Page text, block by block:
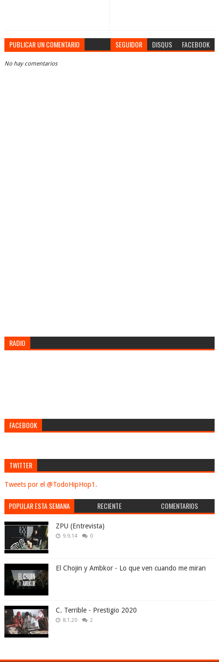
PUBLICAR UN COMENTARIO SEGUIDOR DISQUS FACEBOOK
No hay comentarios
RADIO
FACEBOOK
TWITTER
Tweets por el @TodoHipHop1.
POPULAR ESTA SEMANA RECIENTE COMENTARIOS
ZPU (Entrevista)
9.9.14 0
El Chojin y Ambkor - Lo que ven cuando me miran
C. Terrible - Prestigio 2020
8.1.20 2